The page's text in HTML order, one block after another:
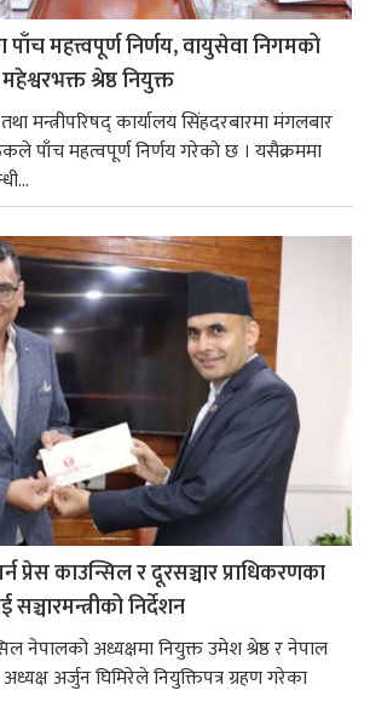
महत्त्वपूर्ण निर्णय, वायुसेवा निगमको
श्रेष्ठ नियुक्त
तथा मन्त्रीपरिषद् कार्यालय सिंहदरबारमा मंगलबार
पाँच महत्वपूर्ण निर्णय गरेको छ । यसैक्रममा
प्रेस काउन्सिल र दूरसञ्चार प्राधिकरणका
निर्देशन
नेपालको अध्यक्षमा नियुक्त उमेश श्रेष्ठ र नेपाल
अर्जुन घिमिरेले नियुक्तिपत्र ग्रहण गरेका